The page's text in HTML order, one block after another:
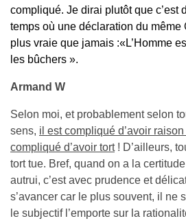
compliqué. Je dirai plutôt que c’est
temps où une déclaration du même
plus vraie que jamais :«L’Homme
les bûchers ».
Armand W
Selon moi, et probablement selon
sens, il est compliqué d’avoir
compliqué d’avoir tort! D’ailleurs,
tort tue. Bref, quand on a la
autrui, c’est avec prudence et
s’avancer car le plus souvent, il ne
le subjectif l’emporte sur la